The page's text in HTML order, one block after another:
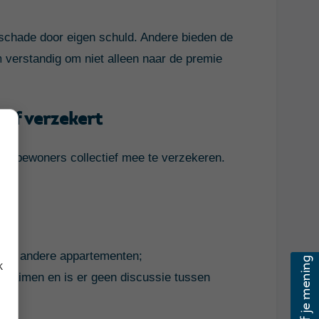
door eigen schuld. Andere bieden de
om niet alleen naar de premie
verzekert
bewoners collectief mee te verzekeren.
andere appartementen;
en is er geen discussie tussen